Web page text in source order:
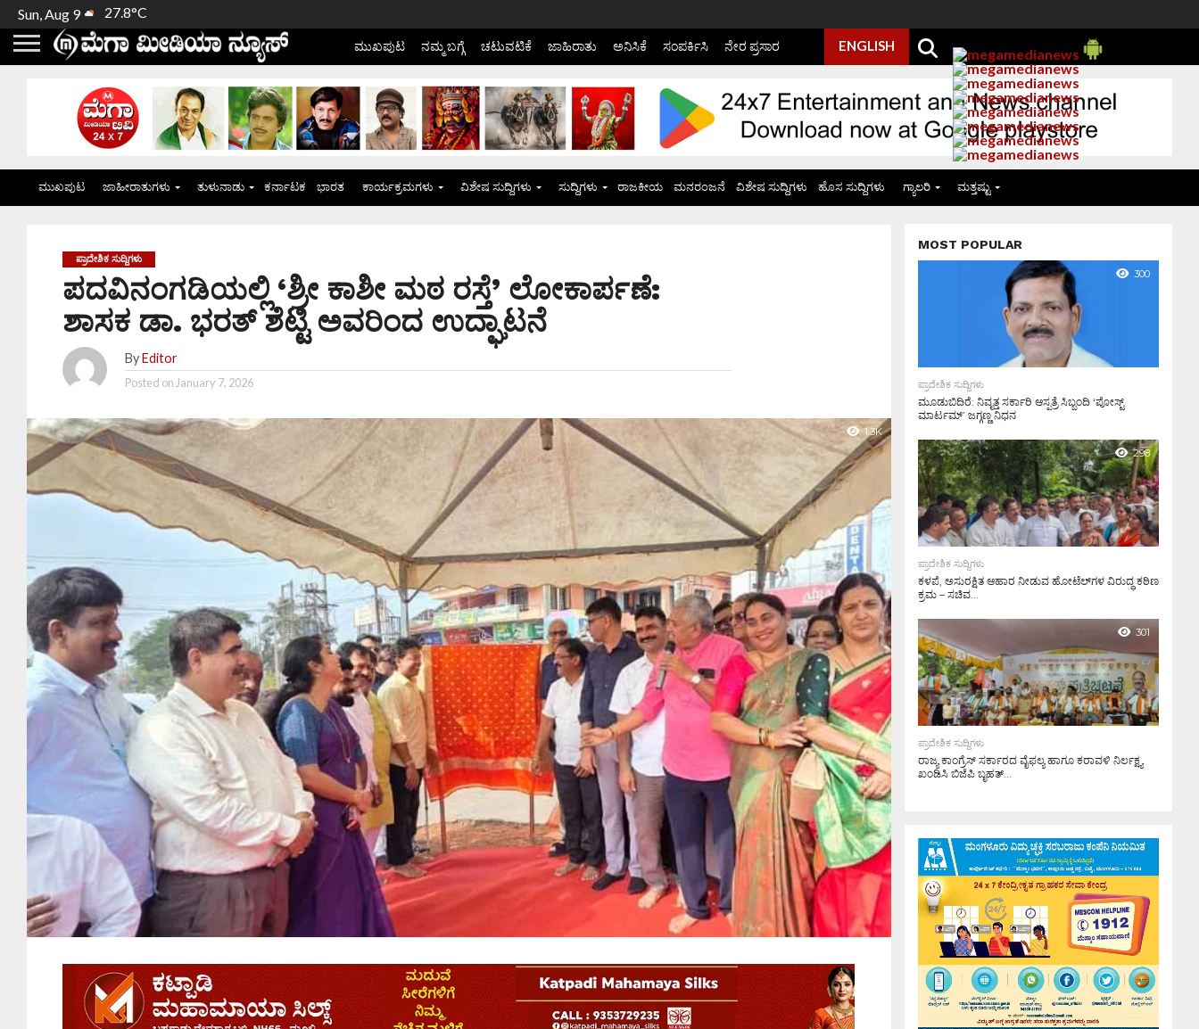
Sun, Aug 9 27.8°C
ಮುಖಪುಟ ನಮ್ಮ ಬಗ್ಗೆ ಚಟುವಟಿಕೆ ಜಾಹಿರಾತು ಅನಿಸಿಕೆ ಸಂಪರ್ಕಿಸಿ ನೇರ ಪ್ರಸಾರ ENGLISH
ಮುಖಪುಟ ಜಾಹೀರಾತುಗಳು ತುಳುನಾಡು ಕರ್ನಾಟಕ ಭಾರತ ಕಾರ್ಯಕ್ರಮಗಳು ವಿಶೇಷ ಸುದ್ದಿಗಳು ಸುದ್ದಿಗಳು ರಾಜಕೀಯ ಮನರಂಜನೆ ವಿಶೇಷ ಸುದ್ದಿಗಳು ಹೊಸ ಸುದ್ದಿಗಳು ಗ್ಯಾಲರಿ ಮತ್ತಷ್ಟು
ಪ್ರಾದೇಶಿಕ ಸುದ್ದಿಗಳು
ಪದವಿನಂಗಡಿಯಲ್ಲಿ ‘ಶ್ರೀ ಕಾಶೀ ಮಠ ರಸ್ತೆ’ ಲೋಕಾರ್ಪಣೆ:
ಶಾಸಕ ಡಾ. ಭರತ್ ಶೆಟ್ಟಿ ಅವರಿಂದ ಉದ್ಘಾಟನೆ
By Editor
Posted on January 7, 2026
1.3K
MOST POPULAR
300
ಪ್ರಾದೇಶಿಕ ಸುದ್ದಿಗಳು
ಮೂಡುಬಿದಿರೆ: ನಿವೃತ್ತ ಸರ್ಕಾರಿ ಆಸ್ಪತ್ರೆ ಸಿಬ್ಬಂದಿ ‘ಪೋಸ್ಟ್
ಮಾರ್ಟಮ್’ ಜಗ್ಗಣ್ಣ ನಿಧನ
298
ಪ್ರಾದೇಶಿಕ ಸುದ್ದಿಗಳು
ಕಳಪೆ, ಅಸುರಕ್ಷಿತ ಆಹಾರ ನೀಡುವ ಹೋಟೆಲ್‌ಗಳ ವಿರುದ್ಧ ಕಠಿಣ
ಕ್ರಮ – ಸಚಿವ...
301
ಪ್ರಾದೇಶಿಕ ಸುದ್ದಿಗಳು
ರಾಜ್ಯ ಕಾಂಗ್ರೆಸ್ ಸರ್ಕಾರದ ವೈಫಲ್ಯ ಹಾಗೂ ಕರಾವಳಿ ನಿರ್ಲಕ್ಷ್ಯ
ಖಂಡಿಸಿ ಬಿಜೆಪಿ ಬೃಹತ್...